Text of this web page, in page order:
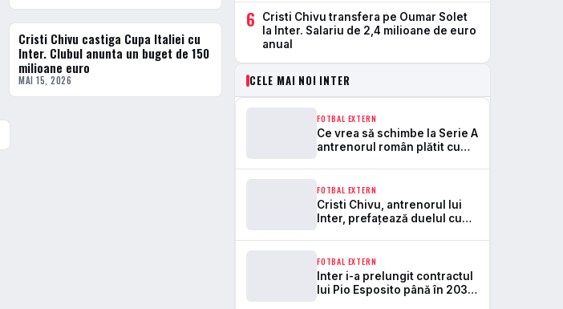
FOTBAL INTERN
Cristi Chivu castiga Cupa Italiei cu
Inter. Clubul anunta un buget de 150
milioane euro
MAI 15, 2026
6
Cristi Chivu transfera pe Oumar Solet
la Inter. Salariu de 2,4 milioane de euro
anual
CELE MAI NOI INTER
FOTBAL EXTERN
Ce vrea să schimbe la Serie A
antrenorul român plătit cu
Inter
FOTBAL EXTERN
Cristi Chivu, antrenorul lui
Inter, prefațează duelul cu
FOTBAL EXTERN
Inter i-a prelungit contractul
lui Pio Esposito până în 2031.